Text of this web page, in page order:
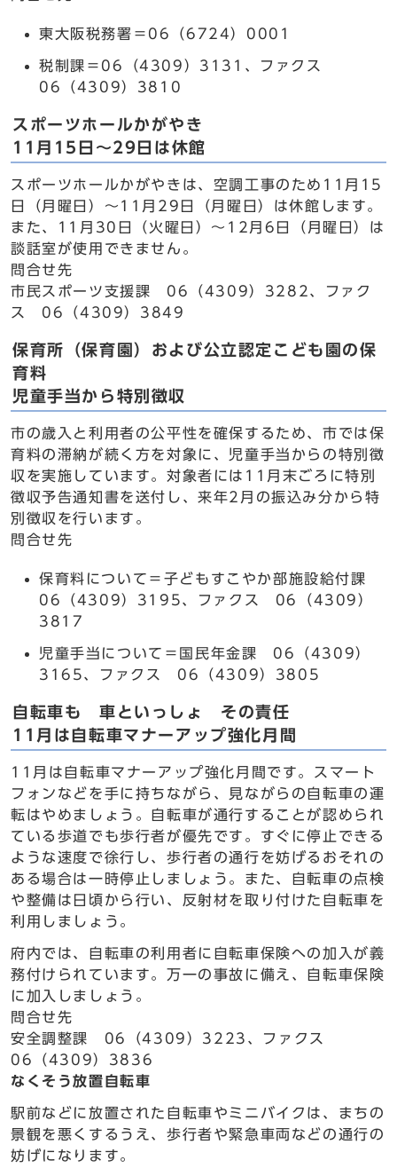
東大阪税務署＝06（6724）0001
税制課＝06（4309）3131、ファクス
06（4309）3810
スポーツホールかがやき
11月15日～29日は休館
スポーツホールかがやきは、空調工事のため11月15
日（月曜日）～11月29日（月曜日）は休館します。
また、11月30日（火曜日）～12月6日（月曜日）は
談話室が使用できません。
問合せ先
市民スポーツ支援課 06（4309）3282、ファク
ス 06（4309）3849
保育所（保育園）および公立認定こども園の保
育料
児童手当から特別徴収
市の歳入と利用者の公平性を確保するため、市では保
育料の滞納が続く方を対象に、児童手当からの特別徴
収を実施しています。対象者には11月末ごろに特別
徴収予告通知書を送付し、来年2月の振込み分から特
別徴収を行います。
問合せ先
保育料について＝子どもすこやか部施設給付課
06（4309）3195、ファクス 06（4309）
3817
児童手当について＝国民年金課 06（4309）
3165、ファクス 06（4309）3805
自転車も 車といっしょ その責任
11月は自転車マナーアップ強化月間
11月は自転車マナーアップ強化月間です。スマート
フォンなどを手に持ちながら、見ながらの自転車の運
転はやめましょう。自転車が通行することが認められ
ている歩道でも歩行者が優先です。すぐに停止できる
ような速度で徐行し、歩行者の通行を妨げるおそれの
ある場合は一時停止しましょう。また、自転車の点検
や整備は日頃から行い、反射材を取り付けた自転車を
利用しましょう。
府内では、自転車の利用者に自転車保険への加入が義
務付けられています。万一の事故に備え、自転車保険
に加入しましょう。
問合せ先
安全調整課 06（4309）3223、ファクス
06（4309）3836
なくそう放置自転車
駅前などに放置された自転車やミニバイクは、まちの
景観を悪くするうえ、歩行者や緊急車両などの通行の
妨げになります。